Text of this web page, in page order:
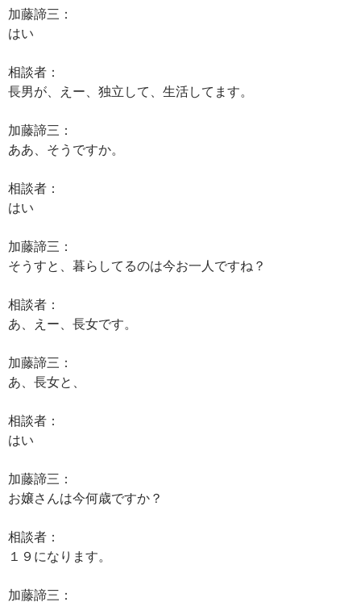
加藤諦三：
はい
相談者：
長男が、えー、独立して、生活してます。
加藤諦三：
ああ、そうですか。
相談者：
はい
加藤諦三：
そうすと、暮らしてるのは今お一人ですね？
相談者：
あ、えー、長女です。
加藤諦三：
あ、長女と、
相談者：
はい
加藤諦三：
お嬢さんは今何歳ですか？
相談者：
１９になります。
加藤諦三：